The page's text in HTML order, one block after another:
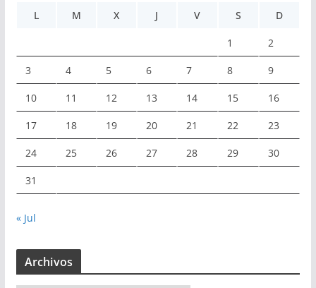
L
M X J V S D
1 2
3 4 5 6 7 8 9
10 11 12 13 14 15 16
17 18 19 20 21 22 23
24 25 26 27 28 29 30
31
« Jul
Archivos